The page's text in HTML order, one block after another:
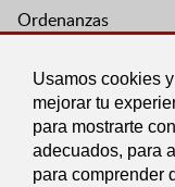
Usamos cookies
mejorar tu
para mostrarte
adecuados, para
para comprender
Ordenanzas